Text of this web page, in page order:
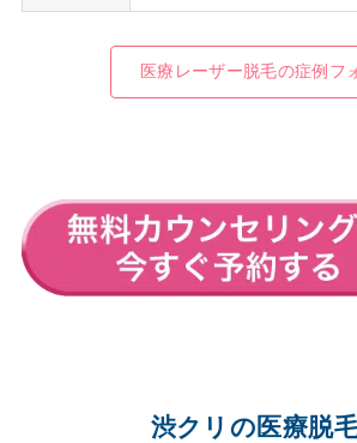
医療レーザー脱毛の症例フ
渋クリの医療脱